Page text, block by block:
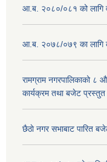
आ.ब. २०८०/०८१ को लागि
आ.ब. २०७८/०७९ का लागि
‍रामग्राम नगरपालिकाको
कार्यक्रम तथा बजेट प्रस्तुत
छै‌ठाे नगर सभाबाट पारित